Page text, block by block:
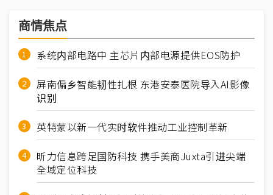
商情焦点
系统内部电路中 主芯片内部电源提供EOS防护
屏南偏乡智能韧性扎根 东港安泰医院导入AI影像
识别
英特蒙以新一代实时软件推动工业控制革新
昕力信息跨足国防科技 携手美商Juxta引进尖端
全域定位科技